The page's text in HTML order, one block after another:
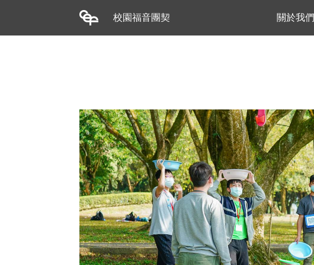
校園福音團契 關於我們